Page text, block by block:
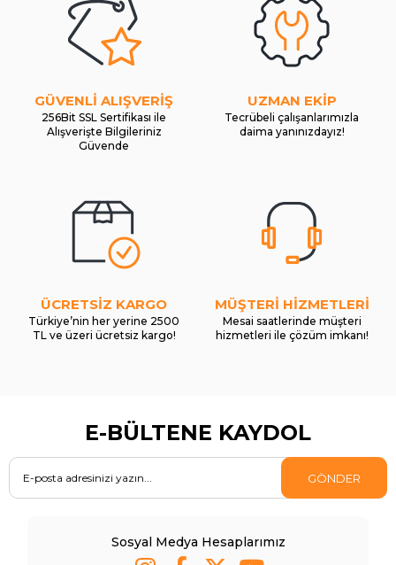
GÜVENLİ ALIŞVERİŞ
256Bit SSL Sertifikası ile
Alışverişte Bilgileriniz
Güvende
UZMAN EKİP
Tecrübeli çalışanlarımızla
daima yanınızdayız!
ÜCRETSİZ KARGO
Türkiye’nin her yerine 2500
TL ve üzeri ücretsiz kargo!
MÜŞTERİ HİZMETLERİ
Mesai saatlerinde müşteri
hizmetleri ile çözüm imkanı!
E-BÜLTENE KAYDOL
GÖNDER
Sosyal Medya Hesaplarımız